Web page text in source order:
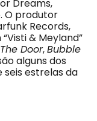
Dreams,
O produtor
Records,
& Meyland”
Door,Bubble
alguns dos
seis estrelas da